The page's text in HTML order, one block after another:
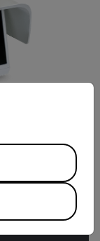
A700f
condizioni e il
from the